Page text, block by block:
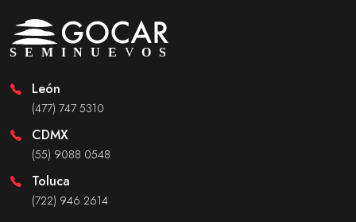
León
(477) 747 5310
CDMX
(55) 9088 0548
Toluca
(722) 946 2614